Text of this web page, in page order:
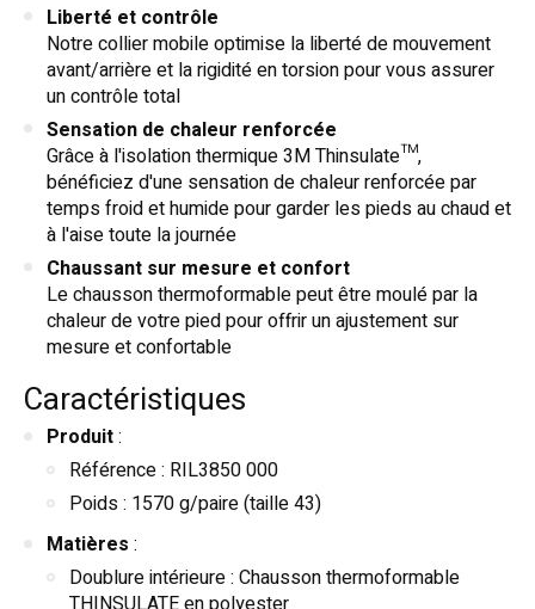
Liberté et contrôle
Notre collier mobile optimise la liberté de mouvement
avant/arrière et la rigidité en torsion pour vous assurer
un contrôle total
Sensation de chaleur renforcée
Grâce à l'isolation thermique 3M Thinsulate™,
bénéficiez d'une sensation de chaleur renforcée par
temps froid et humide pour garder les pieds au chaud et
à l'aise toute la journée
Chaussant sur mesure et confort
Le chausson thermoformable peut être moulé par la
chaleur de votre pied pour offrir un ajustement sur
mesure et confortable
Caractéristiques
Produit:
Référence : RIL3850 000
Poids : 1570 g/paire (taille 43)
Matières :
Doublure intérieure : Chausson thermoformable